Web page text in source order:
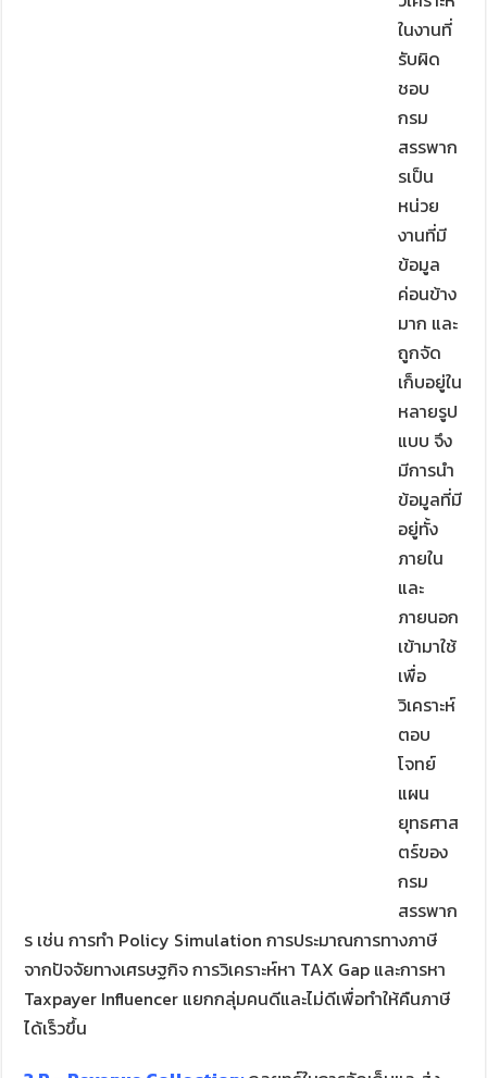
ในงานที่
รับผิด
ชอบ
กรม
สรรพาก
รเป็น
หน่วย
งานที่มี
ข้อมูล
ค่อนข้าง
มาก และ
ถูกจัด
เก็บอยู่ใน
หลายรูป
แบบ จึง
มีการนำ
ข้อมูลที่มี
อยู่ทั้ง
ภายใน
และ
ภายนอก
เข้ามาใช้
เพื่อ
วิเคราะห์
ตอบ
โจทย์
แผน
ยุทธศาส
ตร์ของ
กรม
สรรพาก
ร เช่น การทำ Policy Simulation การประมาณการทางภาษี
จากปัจจัยทางเศรษฐกิจ การวิเคราะห์หา TAX Gap และการหา
Taxpayer Influencer แยกกลุ่มคนดีและไม่ดีเพื่อทำให้คืนภาษี
ได้เร็วขึ้น